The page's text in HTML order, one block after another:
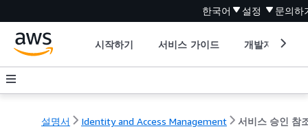
한국어 설정 문의하
시작하기 서비스 가이드 개발자 도구
설명서 Identity and Access Management 서비스 승인 참